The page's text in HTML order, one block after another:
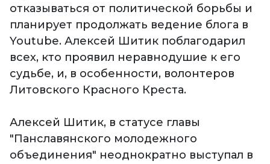
отказываться от политической борьбы и
планирует продолжать ведение блога в
Youtube. Алексей Шитик поблагодарил
всех, кто проявил неравнодушие к его
судьбе, и, в особенности, волонтеров
Литовского Красного Креста.
Алексей Шитик, в статусе главы
"Панславянского молодежного
объединения" неоднократно выступал в